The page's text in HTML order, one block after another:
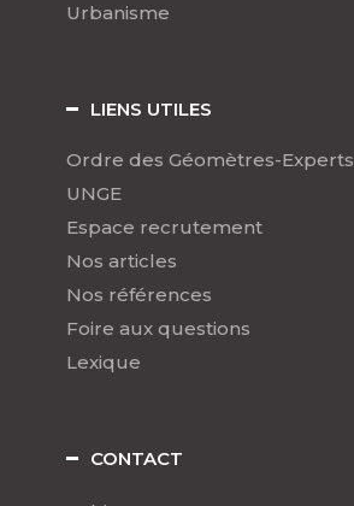
Urbanisme
LIENS UTILES
Ordre des Géomètres-Experts
UNGE
Espace recrutement
Nos articles
Nos références
Foire aux questions
Lexique
CONTACT